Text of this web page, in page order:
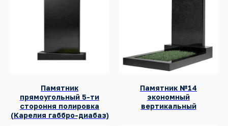
Памятник
прямоугольный 5-ти
стороння полировка
(Карелия габбро-диабаз)
Памятник №14
экономный
вертикальный